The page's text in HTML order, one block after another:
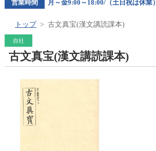
営業時間 月～金9:00～18:00/（土日祝は休業）
トップ 古文真宝(漢文講読課本)
自社
古文真宝(漢文講読課本)